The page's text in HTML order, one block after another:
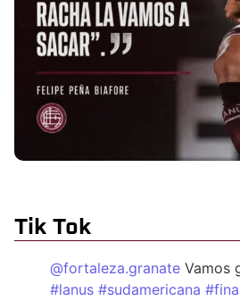
Tik Tok
@fortaleza.granate Vamos
#lanus #sudamericana